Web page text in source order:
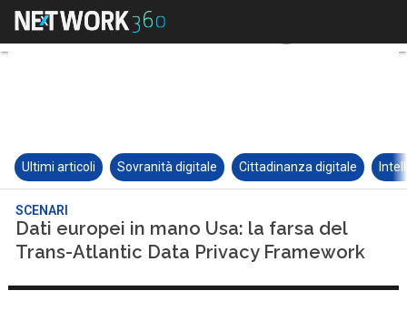
Ultimi articoli Sovranità digitale Cittadinanza digitale
SCENARI
Dati europei in mano Usa: la farsa del
Trans-Atlantic Data Privacy Framework